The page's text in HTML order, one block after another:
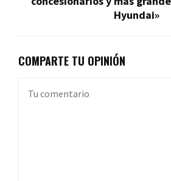
Hyundai»
COMPARTE TU OPINIÓN